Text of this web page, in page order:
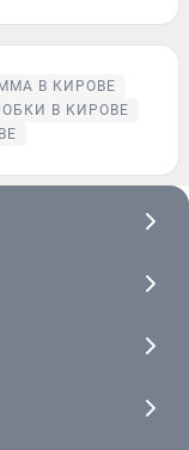
В КИРОВЕ
В КИРОВЕ